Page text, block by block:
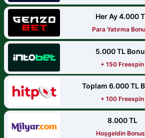
Her Ay 4.000
Para Yatırma
5.000 TL
+ 150 Freespin
Toplam 6.000 TL
+ 100 Freespin
8.000 TL
Hoşgeldin